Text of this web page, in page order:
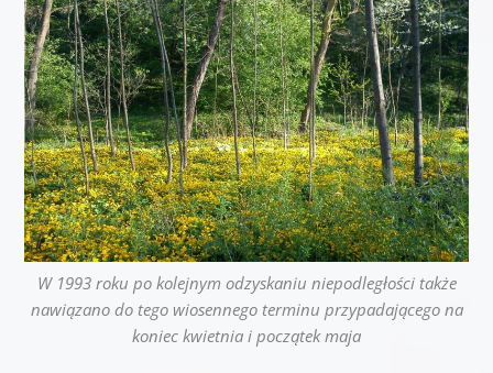
W 1993 roku po kolejnym odzyskaniu niepodległości także
nawiązano do tego wiosennego terminu przypadającego na
koniec kwietnia i początek maja